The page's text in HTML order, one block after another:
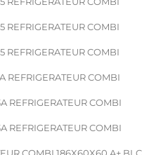
REFRIGERATEUR COMBI
REFRIGERATEUR COMBI
REFRIGERATEUR COMBI
REFRIGERATEUR COMBI
REFRIGERATEUR COMBI